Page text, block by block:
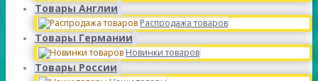
Товары Англии
Распродажа товаров
Товары Германии
Новинки товаров
Товары России